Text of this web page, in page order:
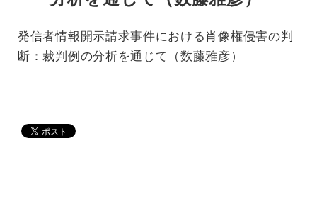
発信者情報開示請求事件における肖像権侵害の判
断：裁判例の分析を通じて（数藤雅彦）